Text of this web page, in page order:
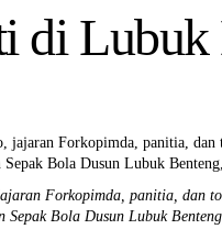
di Lubuk
Forkopimda, panitia, dan
Bola Dusun Lubuk